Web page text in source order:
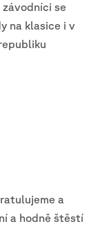
se
na klasice i v
a
a hodně štěstí